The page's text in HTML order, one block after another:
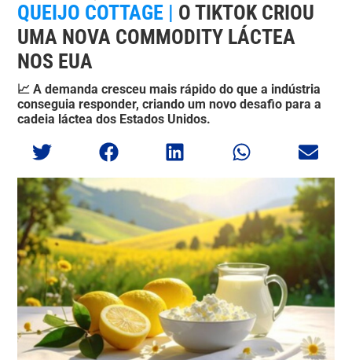
QUEIJO COTTAGE | O TIKTOK CRIOU
UMA NOVA COMMODITY LÁCTEA
NOS EUA
📈 A demanda cresceu mais rápido do que a indústria
conseguia responder, criando um novo desafio para a
cadeia láctea dos Estados Unidos.